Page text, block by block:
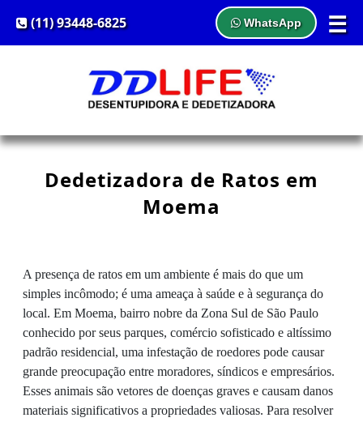
☰
(11) 93448-6825 WhatsApp
Dedetizadora de Ratos em
Moema
A presença de ratos em um ambiente é mais do que um
simples incômodo; é uma ameaça à saúde e à segurança do
local. Em Moema, bairro nobre da Zona Sul de São Paulo
conhecido por seus parques, comércio sofisticado e altíssimo
padrão residencial, uma infestação de roedores pode causar
grande preocupação entre moradores, síndicos e empresários.
Esses animais são vetores de doenças graves e causam danos
materiais significativos a propriedades valiosas. Para resolver